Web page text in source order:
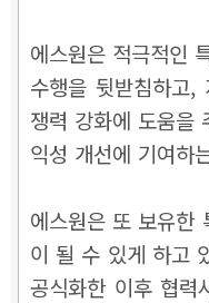
에스원은 적극적인
수행을 뒷받침하고
쟁력 강화에 도움을
익성 개선에 기여하
에스원은 또 보유한
이 될 수 있게 하고
공식화한 이후 협